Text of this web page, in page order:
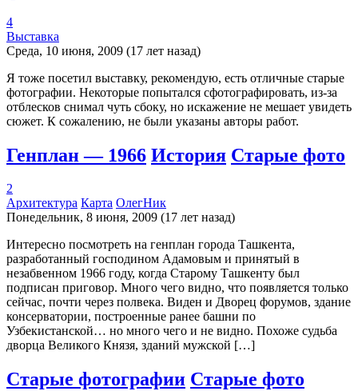
4
Выставка
Среда, 10 июня, 2009 (17 лет назад)
Я тоже посетил выставку, рекомендую, есть отличные старые
фотографии. Некоторые попытался сфотографировать, из-за
отблесков снимал чуть сбоку, но искажение не мешает увидеть
сюжет. К сожалению, не были указаны авторы работ.
Генплан — 1966 История Старые фото
2
Архитектура Карта ОлегНик
Понедельник, 8 июня, 2009 (17 лет назад)
Интересно посмотреть на генплан города Ташкента,
разработанный господином Адамовым и принятый в
незабвенном 1966 году, когда Старому Ташкенту был
подписан приговор. Много чего видно, что появляется только
сейчас, почти через полвека. Виден и Дворец форумов, здание
консерватории, построенные ранее башни по
Узбекистанской… но много чего и не видно. Похоже судьба
дворца Великого Князя, зданий мужской […]
Старые фотографии Старые фото